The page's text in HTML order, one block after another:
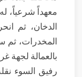
معهداً شرعياً،
الدخان، ثم
المخدرات، ثم
بالعمالة لجهة
رفيق السوء